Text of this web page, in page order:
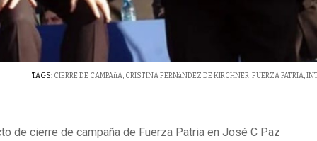
TAGS: CIERRE DE CAMPAñA, CRISTINA FERNáNDEZ DE KIRCHNER,FUERZA PATRIA,
de cierre de campaña de Fuerza Patria en José C Paz